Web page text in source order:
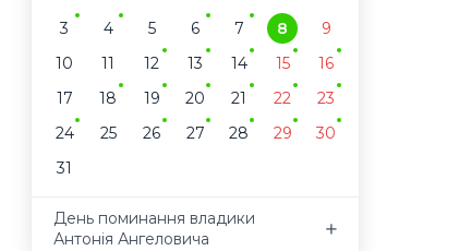
3
4 5 6 7 8
9
10
11 12 13 14 15
16
17
18 19 20 21 22
23
24
25 26 27 28 29
30
31
День поминання владики
Антонія Ангеловича